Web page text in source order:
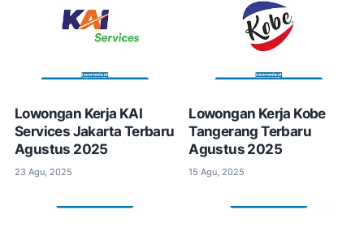
Lowongan Kerja KAI
Services Jakarta Terbaru
Agustus 2025
23 Agu, 2025
Lowongan Kerja Kobe
Tangerang Terbaru
Agustus 2025
15 Agu, 2025